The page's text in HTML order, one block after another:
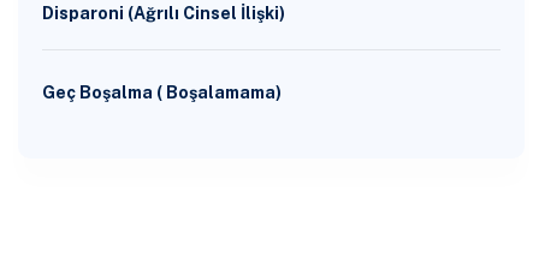
Disparoni (Ağrılı Cinsel İlişki)
Geç Boşalma ( Boşalamama)